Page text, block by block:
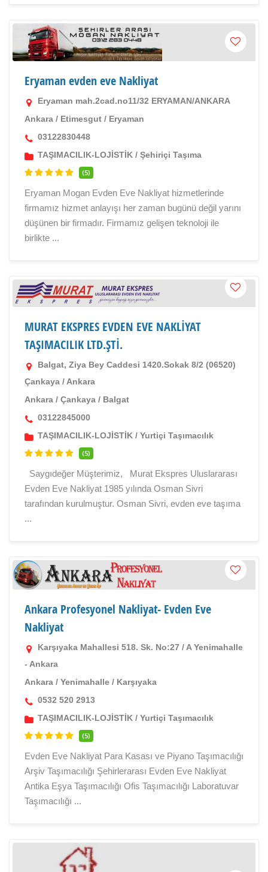
Eryaman evden eve Nakliyat
Eryaman mah.2cad.no11/32 ERYAMAN/ANKARA
Ankara / Etimesgut / Eryaman
03122830448
TAŞIMACILIK-LOJİSTİK / Şehiriçi Taşıma
(5)
Eryaman Mogan Evden Eve Nakliyat hizmetlerinde
firmamız hizmet anlayışı her zaman bugünü değil yarını
düşünen bir firmadır. Firmamız gelişen teknoloji ile
birlikte ...
MURAT EKSPRES EVDEN EVE NAKLİYAT
TAŞIMACILIK LTD.ŞTİ.
Balgat, Ziya Bey Caddesi 1420.Sokak 8/2 (06520)
Çankaya / Ankara
Ankara / Çankaya / Balgat
03122845000
TAŞIMACILIK-LOJİSTİK / Yurtiçi Taşımacılık
(5)
Saygıdeğer Müşterimiz, Murat Ekspres Uluslararası
Evden Eve Nakliyat 1985 yılında Osman Sivri
tarafından kurulmuştur. Osman Sivri, evden eve taşıma
...
Ankara Profesyonel Nakliyat- Evden Eve
Nakliyat
Karşıyaka Mahallesi 518. Sk. No:27 / A Yenimahalle
- Ankara
Ankara / Yenimahalle / Karşıyaka
0532 520 2913
TAŞIMACILIK-LOJİSTİK / Yurtiçi Taşımacılık
(5)
Evden Eve Nakliyat Para Kasası ve Piyano Taşımacılığı
Arşiv Taşımacılığı Şehirlerarası Evden Eve Nakliyat
Antika Eşya Taşımacılığı Ofis Taşımacılığı Laboratuvar
Taşımacılığı ...